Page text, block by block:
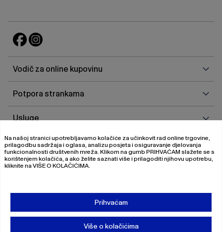
Vodič za online kupovinu
Potpora strankama
Usluge
O
O nama
© 2026 Magistrat International
Pravila o privatnosti
Na našoj stranici upotrebljavamo kolačiće za učinkovit rad online trgovine,
prilagodbu sadržaja i oglasa, analizu posjeta i osiguravanje djelovanja
funkcionalnosti društvenih mreža. Klikom na gumb PRIHVAĆAM slažete se s
korištenjem kolačića, a ako želite saznati više i prilagoditi njihovu upotrebu,
kliknite na VIŠE O KOLAČIĆIMA.
Prihvaćam
Više o kolačićima